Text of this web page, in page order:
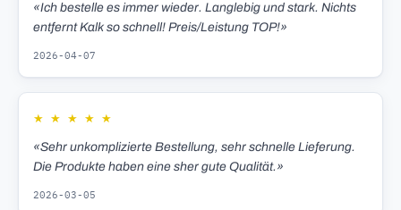
«Ich bestelle es immer wieder. Langlebig und stark. Nichts
entfernt Kalk so schnell! Preis/Leistung TOP!»
2026-04-07
★ ★ ★ ★ ★
«Sehr unkomplizierte Bestellung, sehr schnelle Lieferung.
Die Produkte haben eine sher gute Qualität.»
2026-03-05